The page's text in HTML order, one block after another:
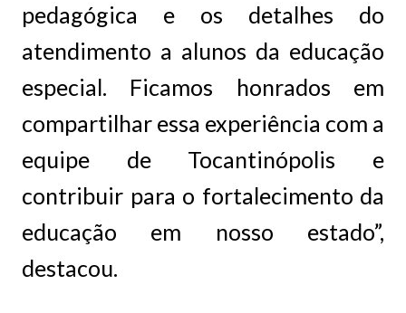
pedagógica e os detalhes do
atendimento a alunos da educação
especial. Ficamos honrados em
compartilhar essa experiência com a
equipe de Tocantinópolis e
contribuir para o fortalecimento da
educação em nosso estado”,
destacou.